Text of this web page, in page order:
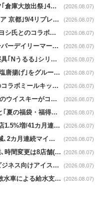
島忠news｜展示品家具が最大50％オフ｢倉庫大放出祭｣4店舗限定で開催 (2026.08.07)
ロフトnews｜新生｢モマ デザインストア 京都｣9/4リプレイスオープン (2026.08.07)
ハンズnews｜創業50周年記念･ムロツヨシ氏とのコラボ企画｢ムロハンズ｣開催 (2026.08.07)
関西フードマーケットnews｜関西スーパーデイリーマート蒲生店8/7改装 (2026.08.07)
ニトリnews｜肌ざわりを追求した新寝具｢Nうるる｣シリーズを発売 (2026.08.07)
U.S.M.Hnews｜ ｢４種だしの国産むね塩唐揚げ｣をグループ610店で共同販促 (2026.08.07)
オイシックスnews｜スノーピークとのコラボミールキット8/13発売 (2026.08.07)
OICグループnews｜グループ酒造会社のウイスキーがコンペティション受賞 (2026.08.07)
PLANTnews｜お盆向けごちそう商品と｢夏の福袋・福得カート｣8/8から開催 (2026.08.07)
リテールパートナーズnews｜7月既存店1.5%増/41カ月連続増 (2026.08.07)
MrMax news｜7月既存店売上高1.6％減､2カ月連続マイナス (2026.08.07)
イオン九州news｜熊本地震による休業､時間変更は8店舗(8/7時点) (2026.08.07)
青山商事news｜6時間冷たさが持続｢ビジネス向けアイスベスト｣発売 (2026.08.07)
ローソンnews｜｢熊本地震｣/店舗への散水車による給水支援を開始 (2026.08.07)